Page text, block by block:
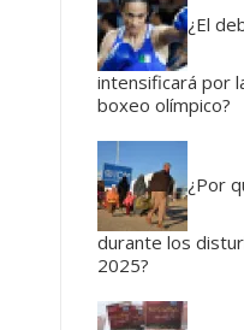
¿El
intensificará por
boxeo olímpico?
¿Por
durante los
2025?